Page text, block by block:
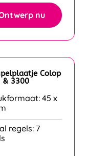
nu
Colop
& 3300
45 x
regels: 7